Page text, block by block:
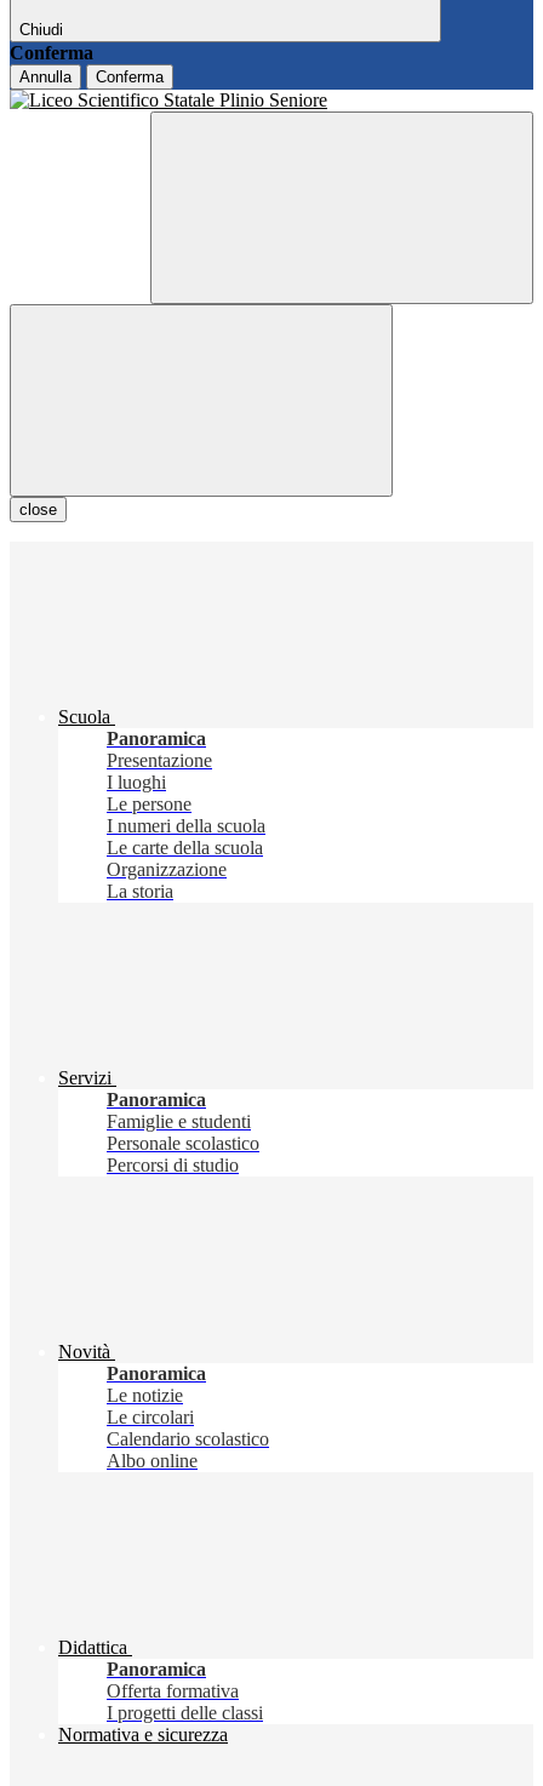
Chiudi
Conferma
Annulla Conferma
close
Scuola
Panoramica
Presentazione
I luoghi
Le persone
I numeri della scuola
Le carte della scuola
Organizzazione
La storia
Servizi
Panoramica
Famiglie e studenti
Personale scolastico
Percorsi di studio
Novità
Panoramica
Le notizie
Le circolari
Calendario scolastico
Albo online
Didattica
Panoramica
Offerta formativa
I progetti delle classi
Normativa e sicurezza